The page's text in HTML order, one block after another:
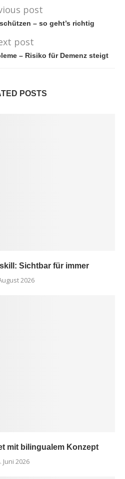
post
– so geht’s richtig
post
– Risiko für Demenz steigt
POSTS
Sichtbar für immer
2026
mit bilingualem Konzept
Juni 2026